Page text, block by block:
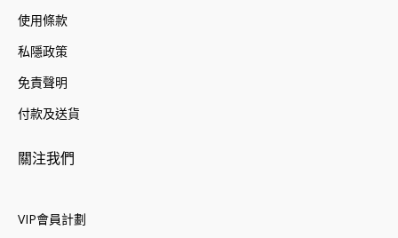
使用條款
私隱政策
免責聲明
付款及送貨
關注我們
VIP會員計劃